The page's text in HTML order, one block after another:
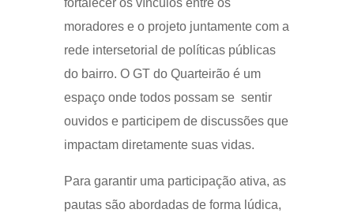
fortalecer os vínculos entre os
moradores e o projeto juntamente com a
rede intersetorial de políticas públicas
do bairro. O GT do Quarteirão é um
espaço onde todos possam se sentir
ouvidos e participem de discussões que
impactam diretamente suas vidas.
Para garantir uma participação ativa, as
pautas são abordadas de forma lúdica,